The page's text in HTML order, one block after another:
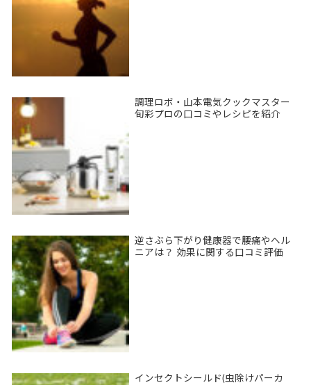
調理ロボ・山本電気クックマスター
旬彩プロの口コミやレシピを紹介
逆さぶら下がり健康器で腰痛やヘル
ニアは？ 効果に関する口コミ評価
インセクトシールド(虫除けパーカ